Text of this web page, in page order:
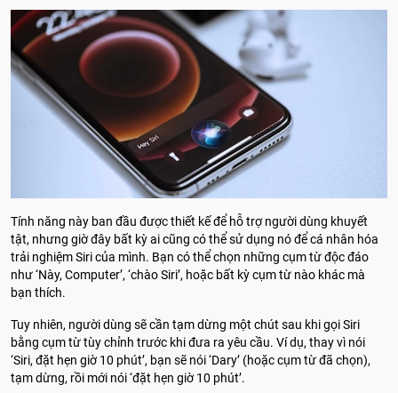
Tính năng này ban đầu được thiết kế để hỗ trợ người dùng khuyết
tật, nhưng giờ đây bất kỳ ai cũng có thể sử dụng nó để cá nhân hóa
trải nghiệm Siri của mình. Bạn có thể chọn những cụm từ độc đáo
như ‘Này, Computer’, ‘chào Siri’, hoặc bất kỳ cụm từ nào khác mà
bạn thích.
Tuy nhiên, người dùng sẽ cần tạm dừng một chút sau khi gọi Siri
bằng cụm từ tùy chỉnh trước khi đưa ra yêu cầu. Ví dụ, thay vì nói
‘Siri, đặt hẹn giờ 10 phút’, bạn sẽ nói ‘Dary’ (hoặc cụm từ đã chọn),
tạm dừng, rồi mới nói ‘đặt hẹn giờ 10 phút’.